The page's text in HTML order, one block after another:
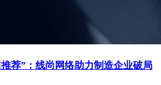
荐”：线尚网络助力制造企业破局